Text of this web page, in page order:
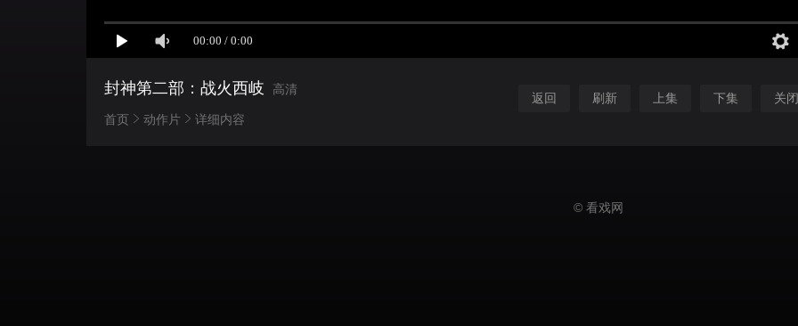
返回 刷新 上集 下集 关
封神第二部：战火西岐 高清
首页 动作片 详细内容
© 看戏网